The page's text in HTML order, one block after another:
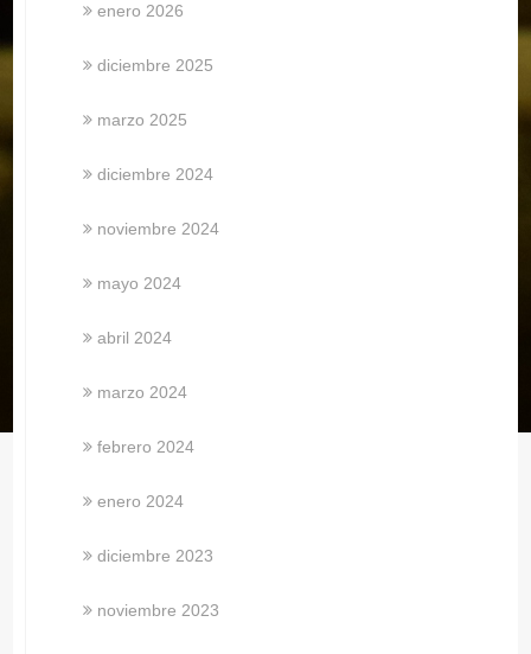
enero 2026
diciembre 2025
marzo 2025
diciembre 2024
noviembre 2024
mayo 2024
abril 2024
marzo 2024
febrero 2024
enero 2024
diciembre 2023
noviembre 2023